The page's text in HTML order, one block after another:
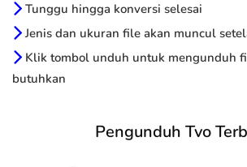
Tunggu hingga konversi selesai
Jenis dan ukuran file akan muncul
Klik tombol unduh untuk mengunduh
butuhkan
Pengunduh Tvo